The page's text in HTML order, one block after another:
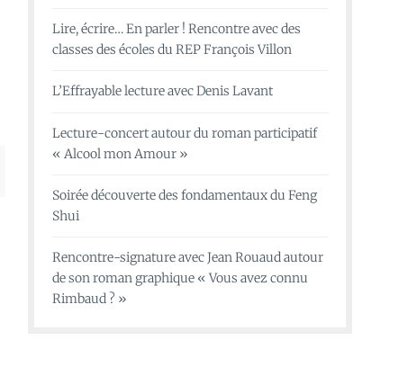
Lire, écrire… En parler ! Rencontre avec des
classes des écoles du REP François Villon
L’Effrayable lecture avec Denis Lavant
Lecture-concert autour du roman participatif
« Alcool mon Amour »
Soirée découverte des fondamentaux du Feng
Shui
Rencontre-signature avec Jean Rouaud autour
de son roman graphique « Vous avez connu
Rimbaud ? »